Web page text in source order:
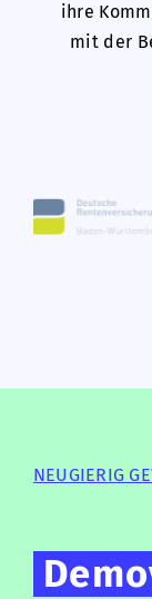
ihre
mit der
NEUGIERIG